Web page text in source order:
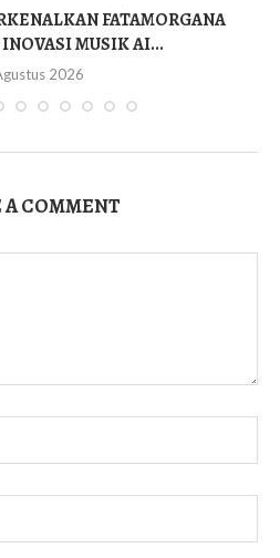
FATAMORGANA
MUSIK AI...
2026
A COMMENT